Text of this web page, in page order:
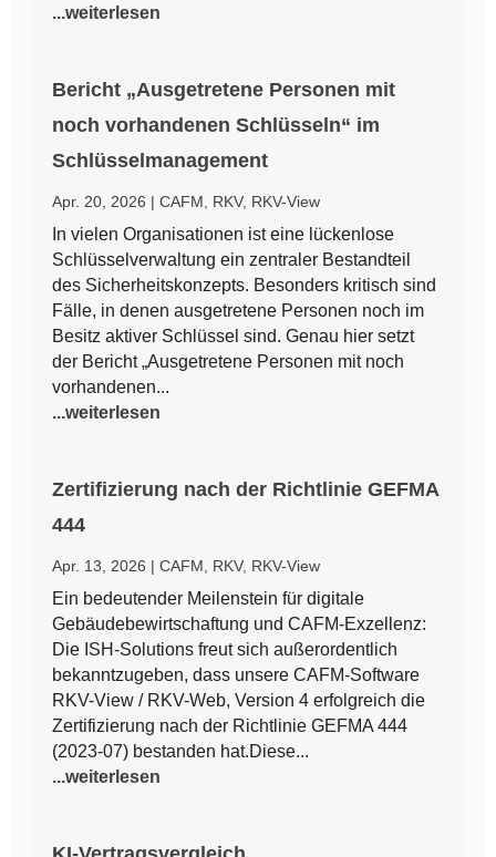
...weiterlesen
Bericht „Ausgetretene Personen mit
noch vorhandenen Schlüsseln“ im
Schlüsselmanagement
Apr. 20, 2026 |CAFM RKV, RKV-View
In vielen Organisationen ist eine lückenlose
Schlüsselverwaltung ein zentraler Bestandteil
des Sicherheitskonzepts. Besonders kritisch sind
Fälle, in denen ausgetretene Personen noch im
Besitz aktiver Schlüssel sind. Genau hier setzt
der Bericht „Ausgetretene Personen mit noch
vorhandenen...
...weiterlesen
Zertifizierung nach der Richtlinie GEFMA
444
Apr. 13, 2026 |CAFM RKV, RKV-View
Ein bedeutender Meilenstein für digitale
Gebäudebewirtschaftung und CAFM-Exzellenz:
Die ISH-Solutions freut sich außerordentlich
bekanntzugeben, dass unsere CAFM-Software
RKV-View / RKV-Web, Version 4 erfolgreich die
Zertifizierung nach der Richtlinie GEFMA 444
(2023-07) bestanden hat.Diese...
...weiterlesen